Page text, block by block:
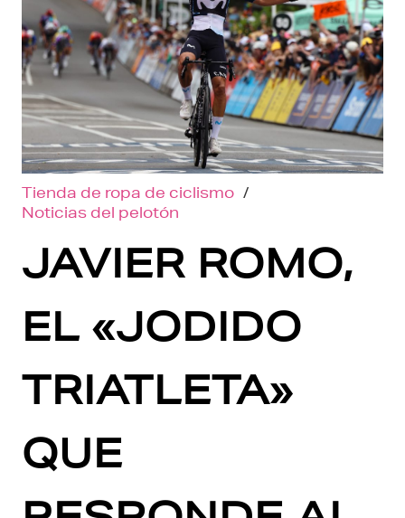
Tienda de ropa de ciclismo /
Noticias del pelotón
JAVIER ROMO,
EL «JODIDO
TRIATLETA»
QUE